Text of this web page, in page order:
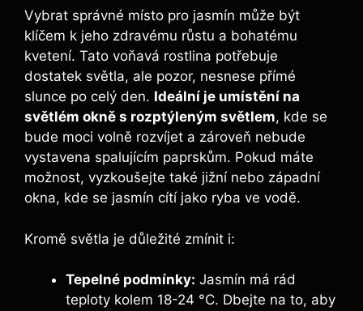
Vybrat správné místo pro jasmín může být
klíčem k jeho zdravému růstu a bohatému
kvetení. Tato voňavá rostlina potřebuje
dostatek světla, ale pozor, nesnese přímé
slunce po celý den. Ideální je umístění na
světlém okně s rozptýleným světlem, kde se
bude moci volně rozvíjet a zároveň nebude
vystavena spalujícím paprskům. Pokud máte
možnost, vyzkoušejte také jižní nebo západní
okna, kde se jasmín cítí jako ryba ve vodě.
Kromě světla je důležité zmínit i:
Tepelné podmínky: Jasmín má rád
teploty kolem 18-24 °C. Dbejte na to, aby